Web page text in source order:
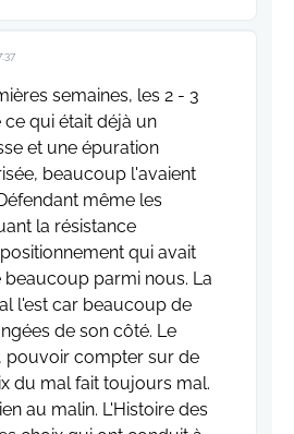
semaines, les 2 - 3
qui était déjà un
et une épuration
beaucoup l'avaient
même les
la résistance
qui avait
parmi nous. La
l'est car beaucoup de
de son côté. Le
pouvoir compter sur de
du mal fait toujours mal.
au malin. L'Histoire des